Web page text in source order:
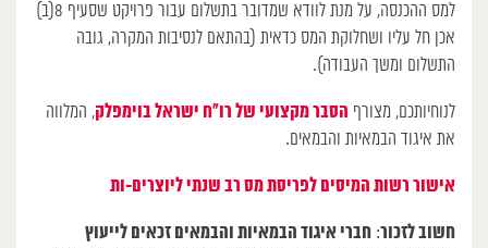
למס ההכנסה, על מנת לוודא שמדובר בתשלום עבור פרויקט שסעיף 8(ב)
אכן חל עליו ושחלוקת המס כדאית (בהתאם לנסיבות המקרה, גובה
התשלום ומשך העבודה).
לנוחיותכם, מצורף הסבר מקצועי של רו”ח ישראל בוימפלק, המלווה
את איגוד הבמאיות והבמאים.
אישור רשות המיסים לפריסת מס רב שנתי ליוצרים-ות
חשוב לזכור: חברי איגוד הבמאיות והבמאים זכאים לייעוץ